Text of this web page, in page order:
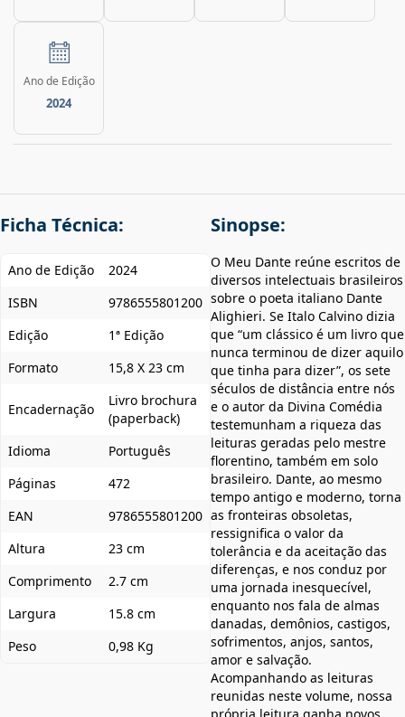
Ano de Edição
2024
Ficha Técnica:
Ano de Edição
2024
ISBN
9786555801200
Edição
1ª Edição
Formato
15,8 X 23 cm
Encadernação
Livro brochura
(paperback)
Idioma
Português
Páginas
472
EAN
9786555801200
Altura
23 cm
Comprimento
2.7 cm
Largura
15.8 cm
Peso
0,98 Kg
Sinopse:
O Meu Dante reúne escritos de
diversos intelectuais brasileiros
sobre o poeta italiano Dante
Alighieri. Se Italo Calvino dizia
que “um clássico é um livro que
nunca terminou de dizer aquilo
que tinha para dizer”, os sete
séculos de distância entre nós
e o autor da Divina Comédia
testemunham a riqueza das
leituras geradas pelo mestre
florentino, também em solo
brasileiro. Dante, ao mesmo
tempo antigo e moderno, torna
as fronteiras obsoletas,
ressignifica o valor da
tolerância e da aceitação das
diferenças, e nos conduz por
uma jornada inesquecível,
enquanto nos fala de almas
danadas, demônios, castigos,
sofrimentos, anjos, santos,
amor e salvação.
Acompanhando as leituras
reunidas neste volume, nossa